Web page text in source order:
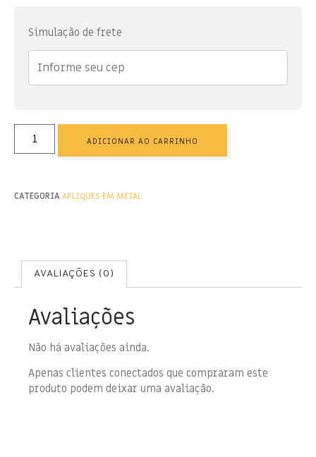
Simulação de frete
ADICIONAR AO CARRINHO
CATEGORIAAPLIQUES EM METAL
AVALIAÇÕES (0)
Avaliações
Não há avaliações ainda.
Apenas clientes conectados que compraram este
produto podem deixar uma avaliação.